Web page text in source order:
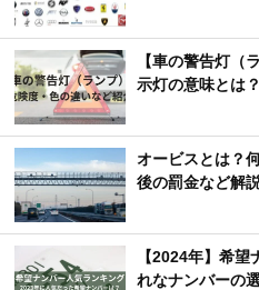
【車の警告灯（
示灯の意味とは？
オービスとは？
後の罰金など解
【2024年】希
れなナンバーの